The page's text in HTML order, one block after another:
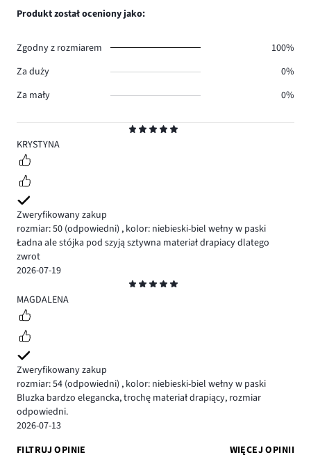
5
KRYSTYNA
Zweryfikowany zakup
rozmiar: 50 (odpowiedni) , kolor: niebieski-biel wełny w paski
Ładna ale stójka pod szyją sztywna materiał drapiacy dlatego
zwrot
2026-07-19
5
MAGDALENA
Zweryfikowany zakup
rozmiar: 54 (odpowiedni) , kolor: niebieski-biel wełny w paski
Bluzka bardzo elegancka, trochę materiał drapiący, rozmiar
odpowiedni.
2026-07-13
FILTRUJ OPINIE
WIĘCEJ OPINII
Produkt został oceniony jako:
Zgodny z rozmiarem
100%
Za duży
0%
Za mały
0%